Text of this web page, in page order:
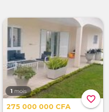
favorite_border
1 mois
275 000 000 CFA